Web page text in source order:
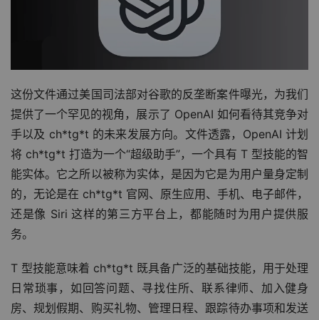
这份文件通过美国司法部对谷歌的反垄断案件曝光，为我们
提供了一个罕见的视角，展示了 OpenAI 如何看待其竞争对
手以及 ch*tg*t 的未来发展方向。文件透露，OpenAI 计划
将 ch*tg*t 打造为一个“超级助手”，一个具有 T 型技能的智
能实体。它之所以被称为实体，是因为它是为用户量身定制
的，无论是在 ch*tg*t 官网、原生应用、手机、电子邮件，
还是像 Siri 这样的第三方平台上，都能随时为用户提供服
务。
T 型技能意味着 ch*tg*t 既具备广泛的基础技能，用于处理
日常琐事，如回答问题、寻找住所、联系律师、加入健身
房、规划假期、购买礼物、管理日程、跟踪待办事项和发送